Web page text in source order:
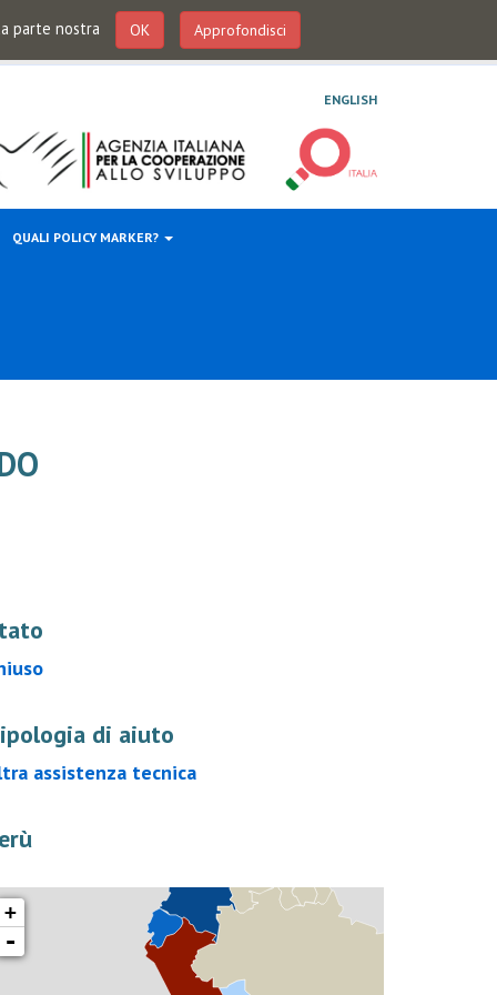
parte nostra OK Approfondisci
ENGLISH
QUALI POLICY MARKER?
di aiuto
assistenza tecnica
+
-